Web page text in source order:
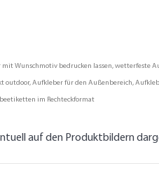
Wunschmotiv bedrucken lassen, wetterfeste
outdoor, Aufkleber für den Außenbereich,
im Rechteckformat
auf den Produktbildern